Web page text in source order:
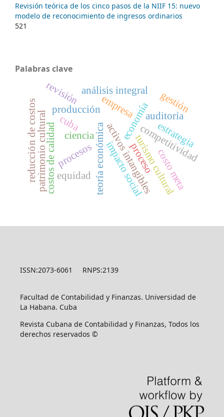
Revisión teórica de los cinco pasos de la NIIF 15: nuevo
modelo de reconocimiento de ingresos ordinarios
521
Palabras clave
economía
producción
teoría económica
auditoría
empresa
procesos activos intangiblescompetitividad
costos de calidad
patrimonio cultural turismo cultural
ciencia
impacto social costo meta
estrategia
gestión
reducción de costos
revisión
equidad
análisis integral
cuba
proceso
ISSN:2073-6061 RNPS:2139
Facultad de Contabilidad y Finanzas. Universidad de
La Habana. Cuba
Revista Cubana de Contabilidad y Finanzas, Todos los
derechos reservados ©